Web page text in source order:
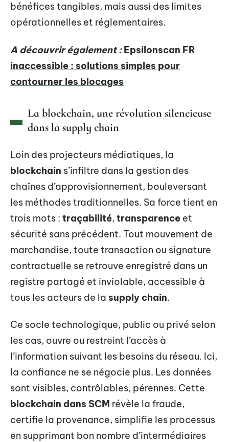
bénéfices tangibles, mais aussi des limites
opérationnelles et réglementaires.
A découvrir également : Epsilonscan FR
inaccessible : solutions simples pour
contourner les blocages
La blockchain, une révolution silencieuse
dans la supply chain
Loin des projecteurs médiatiques, la
blockchain s’infiltre dans la gestion des
chaînes d’approvisionnement, bouleversant
les méthodes traditionnelles. Sa force tient en
trois mots : traçabilité, transparence et
sécurité sans précédent. Tout mouvement de
marchandise, toute transaction ou signature
contractuelle se retrouve enregistré dans un
registre partagé et inviolable, accessible à
tous les acteurs de la supply chain.
Ce socle technologique, public ou privé selon
les cas, ouvre ou restreint l’accès à
l’information suivant les besoins du réseau. Ici,
la confiance ne se négocie plus. Les données
sont visibles, contrôlables, pérennes. Cette
blockchain dans SCM révèle la fraude,
certifie la provenance, simplifie les processus
en supprimant bon nombre d’intermédiaires